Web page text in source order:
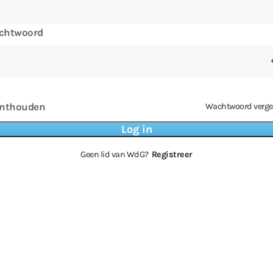
Wachtwoord
Geen lid van WdG? Registreer